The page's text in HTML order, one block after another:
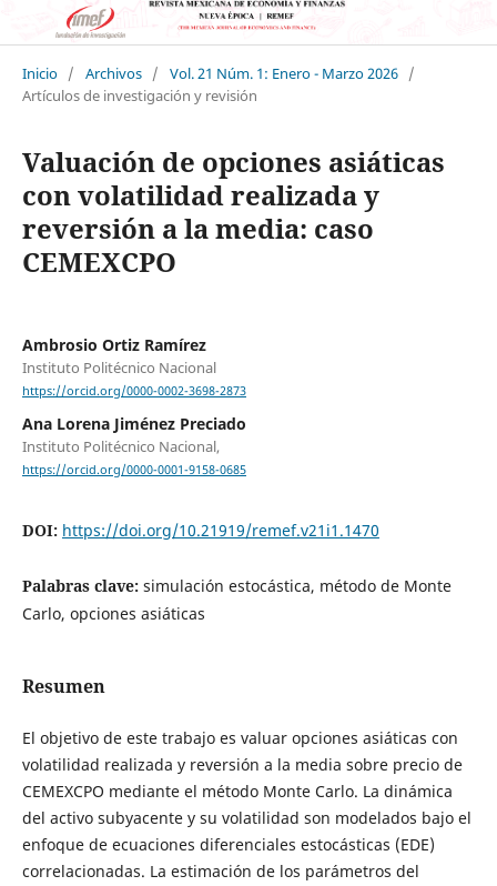
Inicio / Archivos / Vol. 21 Núm. 1: Enero - Marzo 2026 /
Artículos de investigación y revisión
Valuación de opciones asiáticas
con volatilidad realizada y
reversión a la media: caso
CEMEXCPO
Ambrosio Ortiz Ramírez
Instituto Politécnico Nacional
https://orcid.org/0000-0002-3698-2873
Ana Lorena Jiménez Preciado
Instituto Politécnico Nacional,
https://orcid.org/0000-0001-9158-0685
DOI: https://doi.org/10.21919/remef.v21i1.1470
Palabras clave: simulación estocástica, método de Monte
Carlo, opciones asiáticas
Resumen
El objetivo de este trabajo es valuar opciones asiáticas con
volatilidad realizada y reversión a la media sobre precio de
CEMEXCPO mediante el método Monte Carlo. La dinámica
del activo subyacente y su volatilidad son modelados bajo el
enfoque de ecuaciones diferenciales estocásticas (EDE)
correlacionadas. La estimación de los parámetros del